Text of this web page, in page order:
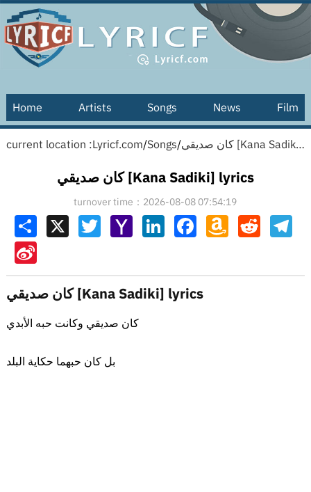
Home Artists Songs News Film
current location :Lyricf.com/Songs/ كان صديقي [Kana Sadiki] lyrics
كان صديقي [Kana Sadiki] lyrics
turnover time：2026-08-08 07:54:19
Share X TwitterYahoo
Mail
LinkedInFacebookAmazon
Wish
Reddit
Sina
Weibo
كان صديقي [Kana Sadiki] lyrics
كان صديقي وكانت حبه الأبدي
بل كان حبهما حكاية البلد